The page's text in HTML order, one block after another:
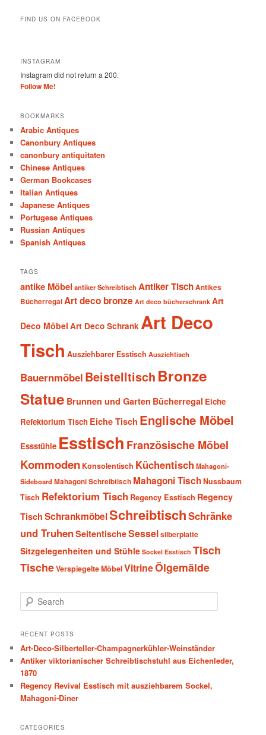
FIND US ON FACEBOOK
INSTAGRAM
Instagram did not return a 200.
Follow Me!
BOOKMARKS
Arabic Antiques
Canonbury Antiques
canonbury antiquitaten
Chinese Antiques
German Bookcases
Italian Antiques
Japanese Antiques
Portugese Antiques
Russian Antiques
Spanish Antiques
TAGS
antike Möbel antiker Schreibtisch Antiker TischAntikes
BücherregalArt deco bronze Art deco bücherschrank Art
Deco Möbel Art Deco Schrank Art Deco
Tisch Ausziehbarer Esstisch Ausziehtisch
Bauernmöbel Beistelltisch Bronze
Statue Brunnen und Garten Bücherregal Eiche
Refektorium Tisch Eiche Tisch Englische Möbel
Essstühle Esstisch Französische Möbel
Kommoden Konsolentisch Küchentisch Mahagoni-
SideboardMahagoni Schreibtisch Mahagoni TischNussbaum
Tisch Refektorium Tisch Regency Esstisch Regency
Tisch SchrankmöbelSchreibtischSchränke
und TruhenSeitentischeSesselsilberplatte
Sitzgelegenheiten und Stühle Sockel Esstisch Tisch
TischeVerspiegelte MöbelVitrineÖlgemälde
e
r
h
RECENT POSTS
Art-Deco-Silberteller-Champagnerkühler-Weinständer
Antiker viktorianischer Schreibtischstuhl aus Eichenleder,
1870
Regency Revival Esstisch mit ausziehbarem Sockel,
Mahagoni-Diner
CATEGORIES